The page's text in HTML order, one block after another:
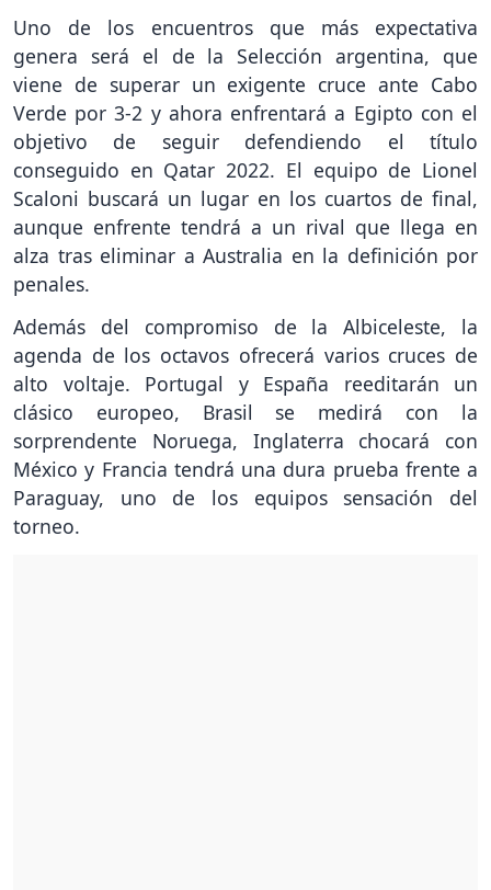
Uno de los encuentros que más expectativa
genera será el de la Selección argentina, que
viene de superar un exigente cruce ante Cabo
Verde por 3-2 y ahora enfrentará a Egipto con el
objetivo de seguir defendiendo el título
conseguido en Qatar 2022. El equipo de Lionel
Scaloni buscará un lugar en los cuartos de final,
aunque enfrente tendrá a un rival que llega en
alza tras eliminar a Australia en la definición por
penales.
Además del compromiso de la Albiceleste, la
agenda de los octavos ofrecerá varios cruces de
alto voltaje. Portugal y España reeditarán un
clásico europeo, Brasil se medirá con la
sorprendente Noruega, Inglaterra chocará con
México y Francia tendrá una dura prueba frente a
Paraguay, uno de los equipos sensación del
torneo.